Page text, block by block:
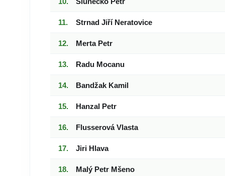
Strnad Jiří Neratovice
Merta Petr
Radu Mocanu
Bandžak Kamil
Hanzal Petr
Flusserová Vlasta
Jiri Hlava
Malý Petr Mšeno